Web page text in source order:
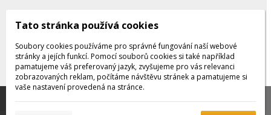
Děkujeme za důvěru
pomáhají poskytovat služby. Používáním našich služeb
Tato stránka používá cookies
Soubory cookies používáme pro správné fungování naší webové
stránky a jejích funkcí. Pomocí souborů cookies si také například
pamatujeme váš preferovaný jazyk, zvyšujeme pro vás relevanci
zobrazovaných reklam, počítáme návštěvu stránek a pamatujeme si
vaše nastavení provedená na stránce.